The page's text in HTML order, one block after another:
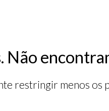
Não
restringir menos os